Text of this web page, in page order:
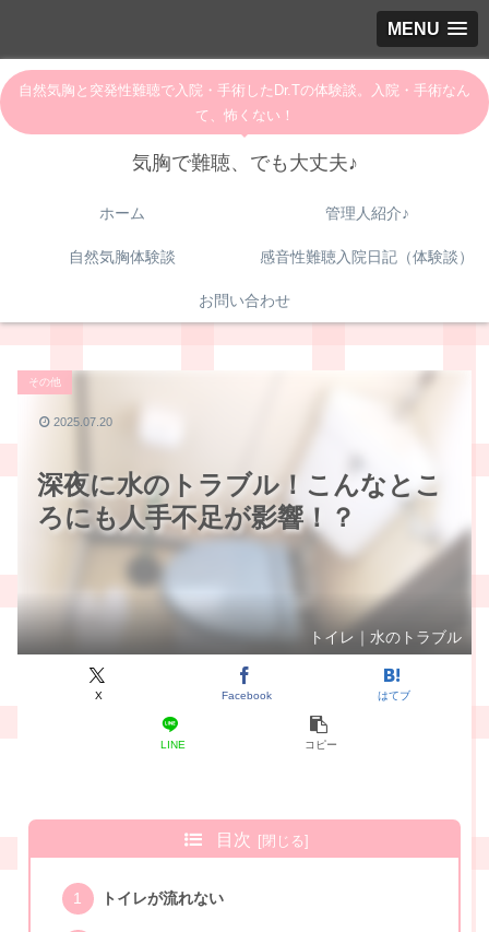
MENU
自然気胸と突発性難聴で入院・手術したDr.Tの体験談。入院・手術なん
て、怖くない！
気胸で難聴、でも大丈夫♪
ホーム 管理人紹介♪
自然気胸体験談 感音性難聴入院日記（体験談）
お問い合わせ
深夜に水のトラブル！こんなとこ
ろにも人手不足が影響！？
その他
トイレ｜水のトラブル
X Facebook はてブ
LINE コピー
2025.07.20
目次
トイレが流れない